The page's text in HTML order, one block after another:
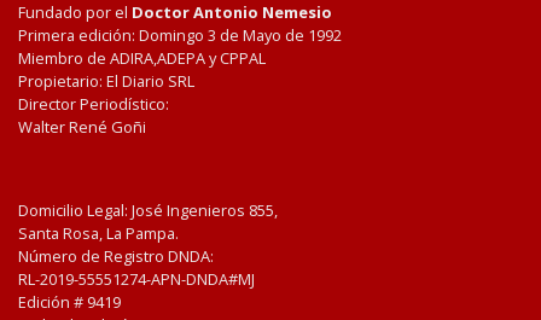
Fundado por el Doctor Antonio Nemesio
Primera edición: Domingo 3 de Mayo de 1992
Miembro de ADIRA,ADEPA y CPPAL
Propietario: El Diario SRL
Director Periodístico:
Walter René Goñi
Domicilio Legal: José Ingenieros 855,
Santa Rosa, La Pampa.
Número de Registro DNDA:
RL-2019-55551274-APN-DNDA#MJ
Edición # 9419